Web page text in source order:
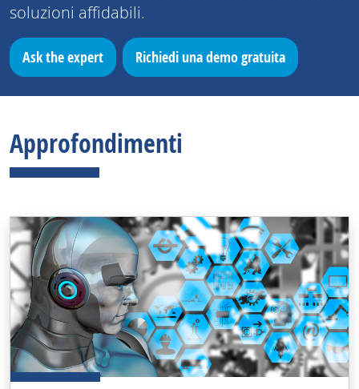
soluzioni affidabili.
Ask the expert Richiedi una demo gratuita
Approfondimenti